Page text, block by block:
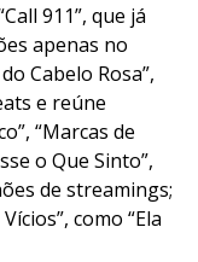
911”, que já
apenas no
Cabelo Rosa”,
e reúne
“Marcas de
o Que Sinto”,
de streamings;
como “Ela